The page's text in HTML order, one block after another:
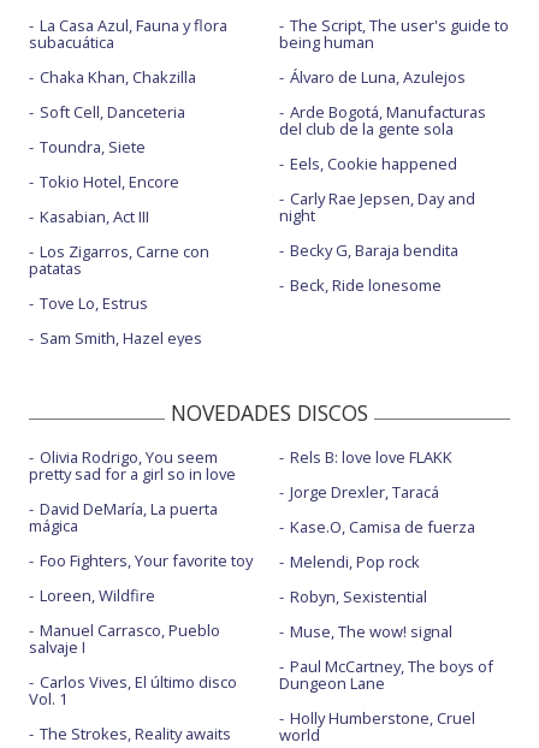
La Casa Azul, Fauna y flora
subacuática
Chaka Khan, Chakzilla
Soft Cell, Danceteria
Toundra, Siete
Tokio Hotel, Encore
Kasabian, Act III
Los Zigarros, Carne con
patatas
Tove Lo, Estrus
Sam Smith, Hazel eyes
The Script, The user's guide to
being human
Álvaro de Luna, Azulejos
Arde Bogotá, Manufacturas
del club de la gente sola
Eels, Cookie happened
Carly Rae Jepsen, Day and
night
Becky G, Baraja bendita
Beck, Ride lonesome
NOVEDADES DISCOS
Olivia Rodrigo, You seem
pretty sad for a girl so in love
David DeMaría, La puerta
mágica
Foo Fighters, Your favorite toy
Loreen, Wildfire
Manuel Carrasco, Pueblo
salvaje I
Carlos Vives, El último disco
Vol. 1
The Strokes, Reality awaits
Rels B: love love FLAKK
Jorge Drexler, Taracá
Kase.O, Camisa de fuerza
Melendi, Pop rock
Robyn, Sexistential
Muse, The wow! signal
Paul McCartney, The boys of
Dungeon Lane
Holly Humberstone, Cruel
world